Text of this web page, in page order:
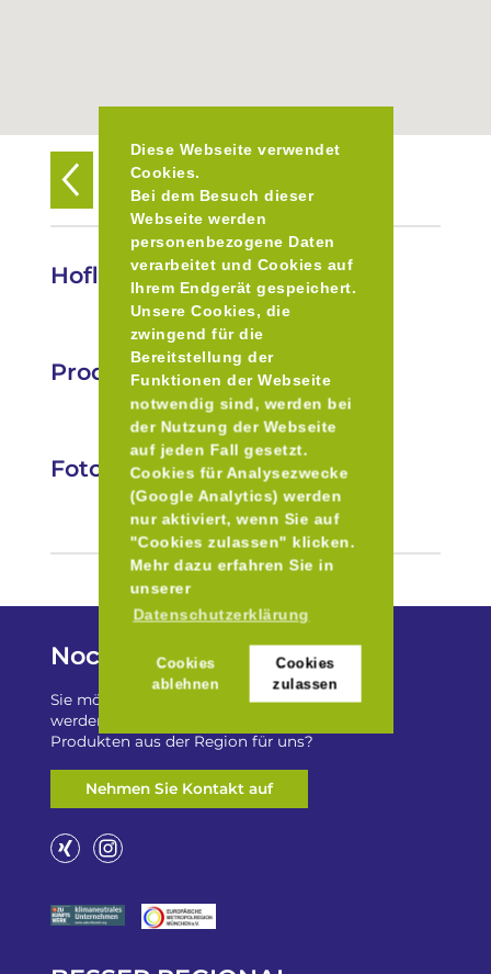
Diese Webseite verwendet
Cookies.
Bei dem Besuch dieser
Webseite werden
personenbezogene Daten
verarbeitet und Cookies auf
Ihrem Endgerät gespeichert.
Unsere Cookies, die
zwingend für die
Bereitstellung der
Funktionen der Webseite
notwendig sind, werden bei
der Nutzung der Webseite
auf jeden Fall gesetzt.
Cookies für Analysezwecke
(Google Analytics) werden
nur aktiviert, wenn Sie auf
"Cookies zulassen" klicken.
Mehr dazu erfahren Sie in
unserer
Datenschutzerklärung
Cookies
ablehnen
Cookies
zulassen
Zurück zur Übersicht
Hofladen Georg Martin
Produkte
Fotos
Noch Fragen?
Sie möchten auf „Besser Regional“ gelistet
werden? Oder haben Sie einen Freizeittip zu
Produkten aus der Region für uns?
Nehmen Sie Kontakt auf